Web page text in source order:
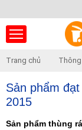
Trang chủ
Sản phẩm
2015
Sản phẩm thùng